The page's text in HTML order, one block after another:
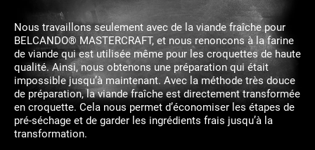
Nous travaillons seulement avec de la viande fraîche pour
BELCANDO® MASTERCRAFT, et nous renoncons à la farine
de viande qui est utilisée même pour les croquettes de haute
qualité. Ainsi, nous obtenons une préparation qui était
impossible jusqu’à maintenant. Avec la méthode très douce
de préparation, la viande fraîche est directement transformée
en croquette. Cela nous permet d’économiser les étapes de
pré-séchage et de garder les ingrédients frais jusqu’à la
transformation.